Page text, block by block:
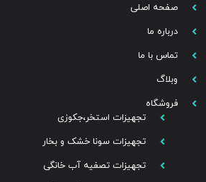
صفحه اصلی
درباره ما
تماس با ما
وبلاگ
فروشگاه
تجهیزات استخر،جکوزی
تجهیزات سونا خشک و بخار
تجهیزات تصفیه آب خانگی